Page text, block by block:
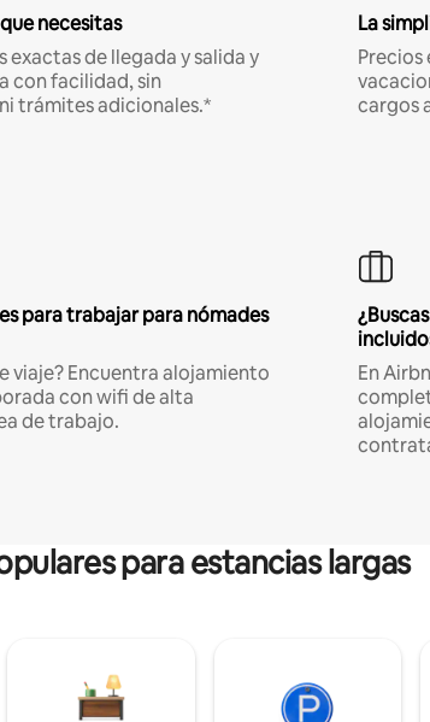
necesitas
exactas de llegada y salida y
con facilidad, sin
trámites adicionales.*
La
Precios
cargos
para trabajar para nómades
viaje? Encuentra alojamiento
con wifi de alta
de trabajo.
En
para estancias largas